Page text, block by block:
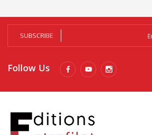
SUBSCRIBE
Follow Us